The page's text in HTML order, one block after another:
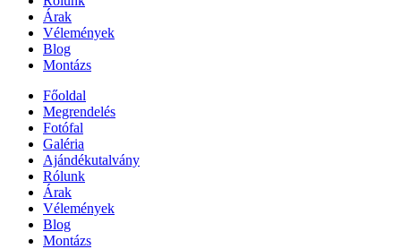
Árak
Vélemények
Blog
Montázs
Főoldal
Megrendelés
Fotófal
Galéria
Ajándékutalvány
Rólunk
Árak
Vélemények
Blog
Montázs